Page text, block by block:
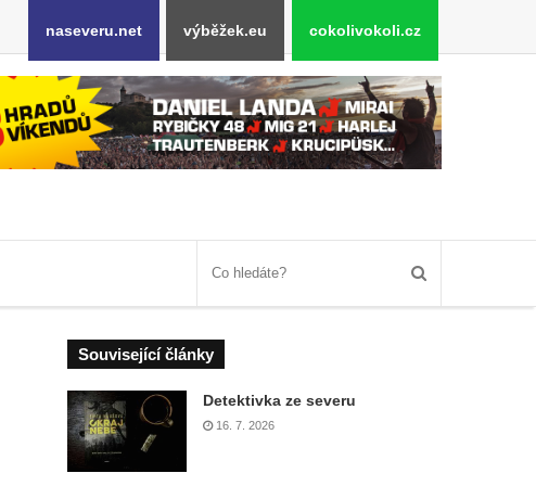
naseveru.net výběžek.eu cokolivokoli.cz
Související články
Detektivka ze severu
16. 7. 2026